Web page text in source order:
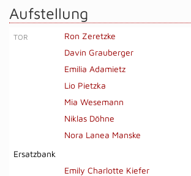
Aufstellung
TOR
Ron Zeretzke
Davin Grauberger
Emilia Adamietz
Lio Pietzka
Mia Wesemann
Niklas Döhne
Nora Lanea Manske
Ersatzbank
Emily Charlotte Kiefer